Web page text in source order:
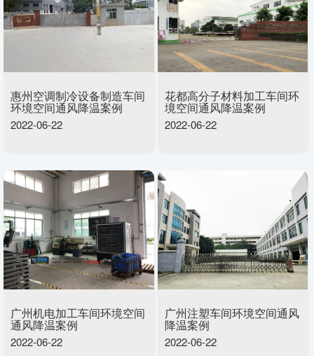
惠州空调制冷设备制造车间
环境空间通风降温案例
2022-06-22
花都高分子材料加工车间环
境空间通风降温案例
2022-06-22
广州机电加工车间环境空间
通风降温案例
2022-06-22
广州注塑车间环境空间通风
降温案例
2022-06-22